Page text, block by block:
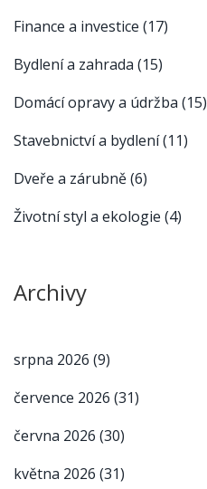
Finance a investice (17)
Bydlení a zahrada (15)
Domácí opravy a údržba (15)
Stavebnictví a bydlení(11)
Dveře a zárubně(6)
Životní styl a ekologie (4)
Archivy
srpna 2026 (9)
července 2026 (31)
června 2026 (30)
května 2026 (31)